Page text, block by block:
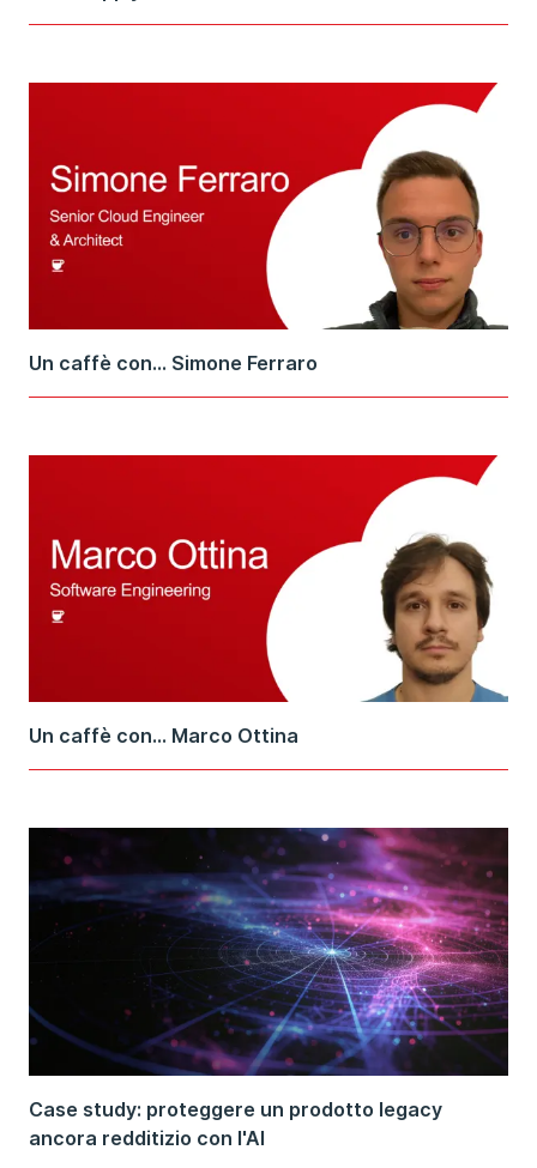
Un caffè con... Simone Ferraro
Un caffè con... Marco Ottina
Case study: proteggere un prodotto legacy
ancora redditizio con l'AI